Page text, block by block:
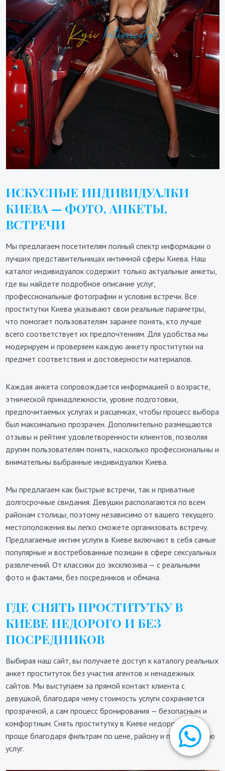
ИСКУСНЫЕ ИНДИВИДУАЛКИ
КИЕВА — ФОТО, АНКЕТЫ,
ВСТРЕЧИ
Мы предлагаем посетителям полный спектр информации о
лучших представительницах интимной сферы Киева. Наш
каталог индивидуалок содержит только актуальные анкеты,
где вы найдете подробное описание услуг,
профессиональные фотографии и условия встречи. Все
проститутки Киева указывают свои реальные параметры,
что помогает пользователям заранее понять, кто лучше
всего соответствует их предпочтениям. Для удобства мы
модерируем и проверяем каждую анкету проститутки на
предмет соответствия и достоверности материалов.
Каждая анкета сопровождается информацией о возрасте,
этнической принадлежности, уровне подготовки,
предпочитаемых услугах и расценках, чтобы процесс выбора
был максимально прозрачен. Дополнительно размещаются
отзывы и рейтинг удовлетворенности клиентов, позволяя
другим пользователям понять, насколько профессиональны и
внимательны выбранные индивидуалки Киева.
Мы предлагаем как быстрые встречи, так и приватные
долгосрочные свидания. Девушки располагаются по всем
районам столицы, поэтому независимо от вашего текущего
местоположения вы легко сможете организовать встречу.
Предлагаемые интим услуги в Киеве включают в себя самые
популярные и востребованные позиции в сфере сексуальных
развлечений. От классики до эксклюзива — с реальными
фото и фактами, без посредников и обмана.
ГДЕ СНЯТЬ ПРОСТИТУТКУ В
КИЕВЕ НЕДОРОГО И БЕЗ
ПОСРЕДНИКОВ
Выбирая наш сайт, вы получаете доступ к каталогу реальных
анкет проституток без участия агентов и ненадежных
сайтов. Мы выступаем за прямой контакт клиента с
девушкой, благодаря чему стоимость услуги сохраняется
прозрачной, а сам процесс бронирования — безопасным и
комфортным. Снять проститутку в Киеве недорого стало
проще благодаря фильтрам по цене, району и предложению
услуг.